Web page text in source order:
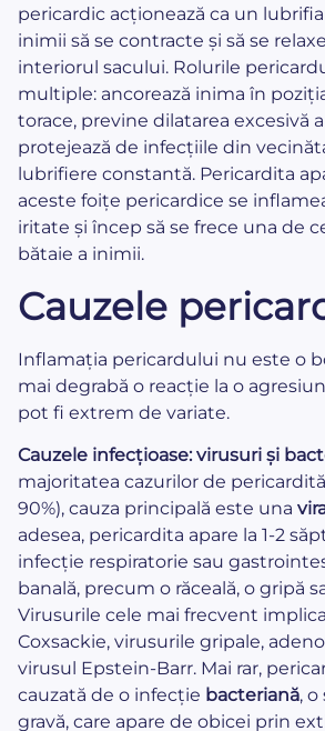
pericardic acționează ca un
inimii să se contracte și să se
interiorul sacului. Rolurile
multiple: ancorează inima în
torace, previne dilatarea excesivă
protejează de infecțiile din
lubrifiere constantă. Pericardita
aceste foițe pericardice se
iritate și încep să se frece una de
bătaie a inimii.
Cauzele
Inflamația pericardului nu este o
mai degrabă o reacție la o
pot fi extrem de variate.
Cauzele infecțioase: virusuri și
majoritatea cazurilor de
90%), cauza principală este una
adesea, pericardita apare la 1-2
infecție respiratorie sau
banală, precum o răceală, o gripă
Virusurile cele mai frecvent
Coxsackie, virusurile gripale,
virusul Epstein-Barr. Mai rar,
cauzată de o infecție bacteriană,
gravă, care apare de obicei prin